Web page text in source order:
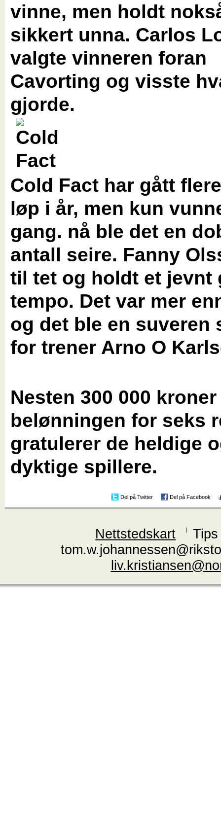
vinne, men holdt
sikkert unna. Carlos
valgte vinneren foran
Cavorting og visste
gjorde.
Cold Fact har gått
løp i år, men kun
gang. nå ble det en
antall seire. Fanny
til tet og holdt et jevnt
tempo. Det var mer
og det ble en suveren
for trener Arno O
Nesten 300 000
belønningen for seks
gratulerer de heldige
dyktige spillere.
Del på Twitter Del på Facebook
Nettstedskart